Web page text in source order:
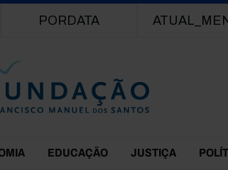
PORDATA
EDUCAÇÃO JUSTIÇA